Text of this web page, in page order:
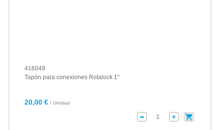
416049
Tapón para conexiones Rotalock 1"
20,00 € / Unidad